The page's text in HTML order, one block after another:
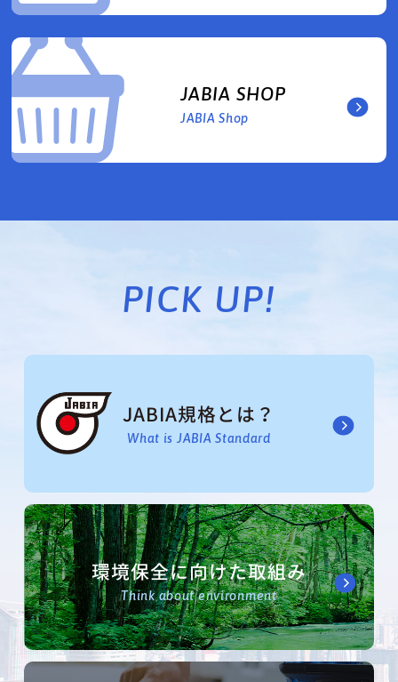
JABIA SHOP
JABIA Shop
PICK UP!
JABIA規格とは？
What is JABIA Standard
環境保全に向けた取組み
Think about environment